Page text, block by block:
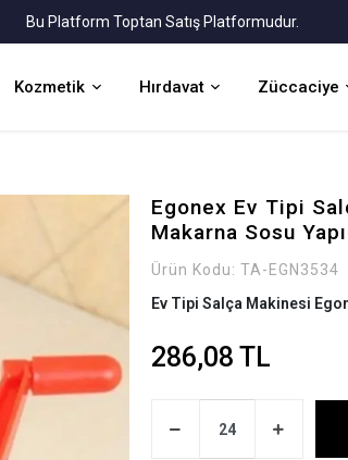
Bu Platform Toptan Satış Platformudur.
Kozmetik Hırdavat Züccaciye
Egonex Ev Tipi
Makarna Sosu
Ürün Kodu: TA-EGN3534
Ev Tipi Salça Makinesi
286,08 TL